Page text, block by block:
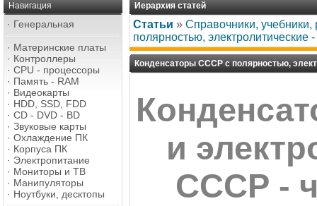
Навигация
· Генеральная
· Материнские платы
· Контроллеры
· CPU - процессоры
· Память - RAM
· Видеокарты
· HDD, SSD, FDD
· CD - DVD - BD
· Звуковые карты
· Охлаждение ПК
· Корпуса ПК
· Электропитание
· Мониторы и ТВ
· Манипуляторы
· Ноутбуки, десктопы
Иерархия статей
Статьи » Справочники, учебники,
полярностью, электролитические -
Конденсаторы СССР с полярностью,
и
СССР -